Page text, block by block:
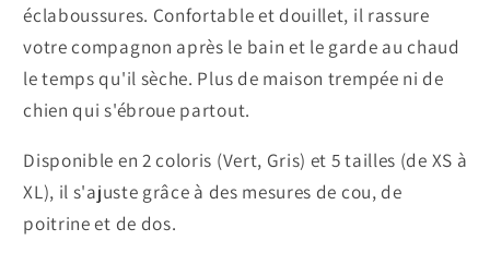
éclaboussures. Confortable et douillet, il rassure
votre compagnon après le bain et le garde au chaud
le temps qu'il sèche. Plus de maison trempée ni de
chien qui s'ébroue partout.
Disponible en 2 coloris (Vert, Gris) et 5 tailles (de XS à
XL), il s'ajuste grâce à des mesures de cou, de
poitrine et de dos.